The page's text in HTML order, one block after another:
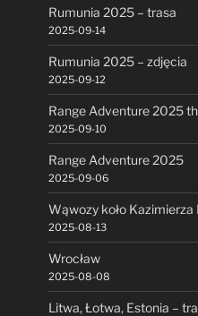
Rumunia 2025 – trasa
2025-09-14
Rumunia 2025 – zdjęcia
2025-09-12
Range Adventure 2025
2025-09-10
Range Adventure 2025
2025-09-06
Wąwozy koło Kazimierza
2025-08-13
Wrocław
2025-08-08
Litwa, Łotwa, Estonia –